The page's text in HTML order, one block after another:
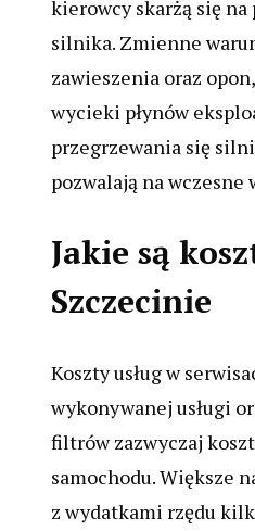
kierowcy skarżą się
silnika. Zmienne
zawieszenia oraz
wycieki płynów
przegrzewania się
pozwalają na
Jakie są
Szczecinie
Koszty usług w
wykonywanej usługi
filtrów zazwyczaj
samochodu. Większe
z wydatkami rzędu